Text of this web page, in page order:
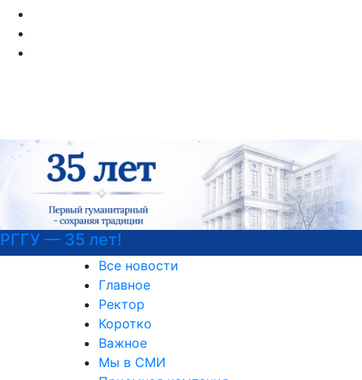
РГГУ — 35 лет!
Все новости
Главное
Ректор
Коротко
Важное
Мы в СМИ